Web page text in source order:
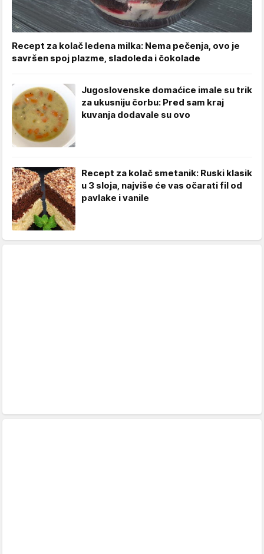
Recept za kolač ledena milka: Nema pečenja, ovo je
savršen spoj plazme, sladoleda i čokolade
Jugoslovenske domaćice imale su trik
za ukusniju čorbu: Pred sam kraj
kuvanja dodavale su ovo
Recept za kolač smetanik: Ruski klasik
u 3 sloja, najviše će vas očarati fil od
pavlake i vanile